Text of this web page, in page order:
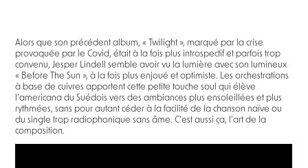
Alors que son précédent album, « Twilight », marqué par la crise
provoquée par le Covid, était à la fois plus introspectif et parfois trop
convenu, Jesper Lindell semble avoir vu la lumière avec son lumineux
« Before The Sun », à la fois plus enjoué et optimiste. Les orchestrations
à base de cuivres apportent cette petite touche soul qui élève
l’americana du Suédois vers des ambiances plus ensoleillées et plus
rythmées, sans pour autant céder à la facilité de la chanson naïve ou
du single trop radiophonique sans âme. C’est aussi ça, l’art de la
composition.